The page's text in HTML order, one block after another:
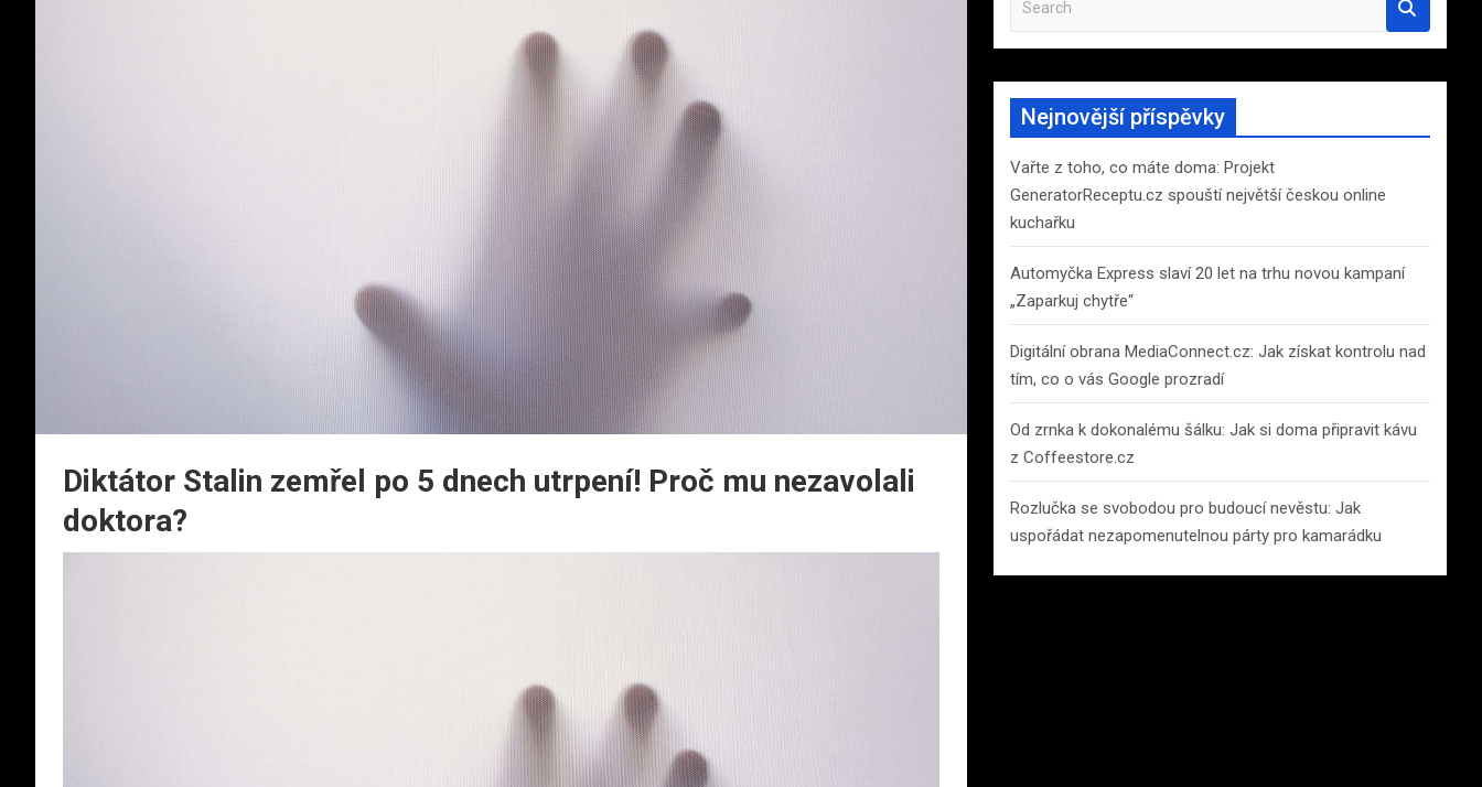
Diktátor Stalin zemřel po 5 dnech utrpení! Proč mu nezavolali
doktora?
a
r
h
Nejnovější příspěvky
Vařte z toho, co máte doma: Projekt
GeneratorReceptu.cz spouští největší českou online
kuchařku
Automyčka Express slaví 20 let na trhu novou kampaní
„Zaparkuj chytře“
Digitální obrana MediaConnect.cz: Jak získat kontrolu nad
tím, co o vás Google prozradí
Od zrnka k dokonalému šálku: Jak si doma připravit kávu
z Coffeestore.cz
Rozlučka se svobodou pro budoucí nevěstu: Jak
uspořádat nezapomenutelnou párty pro kamarádku